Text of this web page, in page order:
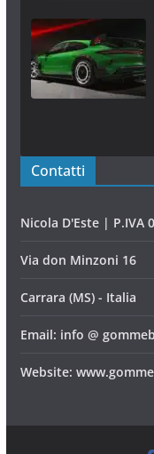
Contatti
Nicola D'Este | P.IVA
Via don Minzoni 16
Carrara (MS) - Italia
Email: info @
Website: